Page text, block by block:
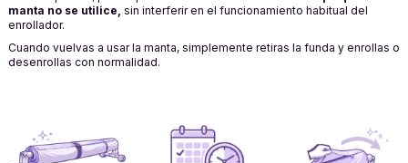
manta no se utilice, sin interferir en el funcionamiento habitual del
enrollador.
Cuando vuelvas a usar la manta, simplemente retiras la funda y enrollas o
desenrollas con normalidad.